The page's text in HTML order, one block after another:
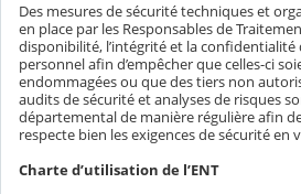
Des mesures de sécurité techniques et
en place par les Responsables de
disponibilité, l’intégrité et la confidentialité
personnel afin d’empêcher que celles-ci
endommagées ou que des tiers non
audits de sécurité et analyses de risques
départemental de manière régulière afin de
respecte bien les exigences de sécurité en
Charte d’utilisation de l’ENT